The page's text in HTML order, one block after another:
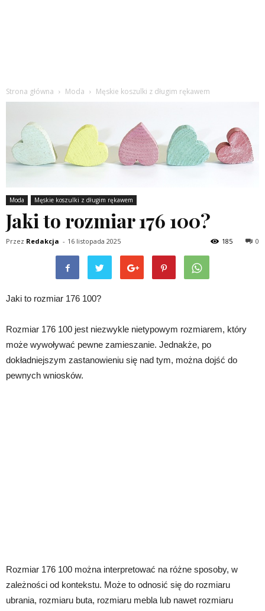
Strona główna Moda Męskie koszulki z długim rękawem
Moda Męskie koszulki z długim rękawem
Jaki to rozmiar 176 100?
Przez Redakcja - 16 listopada 2025 0
185
Jaki to rozmiar 176 100?
Rozmiar 176 100 jest niezwykle nietypowym rozmiarem, który
może wywoływać pewne zamieszanie. Jednakże, po
dokładniejszym zastanowieniu się nad tym, można dojść do
pewnych wniosków.
Rozmiar 176 100 można interpretować na różne sposoby, w
zależności od kontekstu. Może to odnosić się do rozmiaru
ubrania, rozmiaru buta, rozmiaru mebla lub nawet rozmiaru